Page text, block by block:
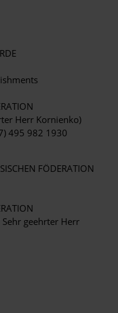
Herr Kornienko)
495 982 1930
FÖDERATION
geehrter Herr